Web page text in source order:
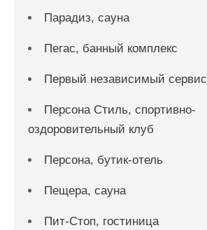
Парадиз, сауна
Пегас, банный комплекс
Первый независимый сервис
Персона Стиль, спортивно-
оздоровительный клуб
Персона, бутик-отель
Пещера, сауна
Пит-Стоп, гостиница